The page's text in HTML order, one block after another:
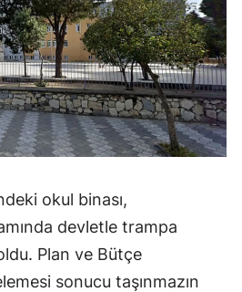
okul binası,
devletle trampa
Plan ve Bütçe
sonucu taşınmazın